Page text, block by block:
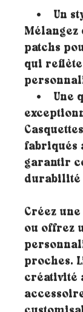
• Un
Mélangez
patchs
qui
• Une
fabriqués
garantir
durabilité
Créez
ou offrez
proches.
créativité